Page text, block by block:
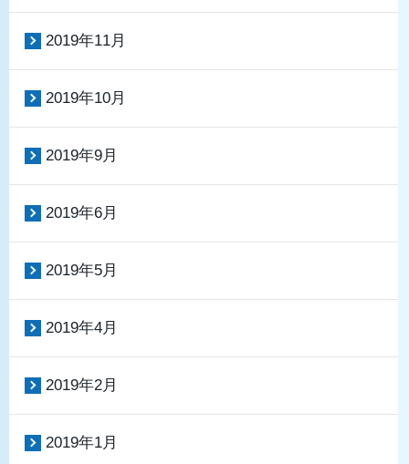
2019年11月
2019年10月
2019年9月
2019年6月
2019年5月
2019年4月
2019年2月
2019年1月